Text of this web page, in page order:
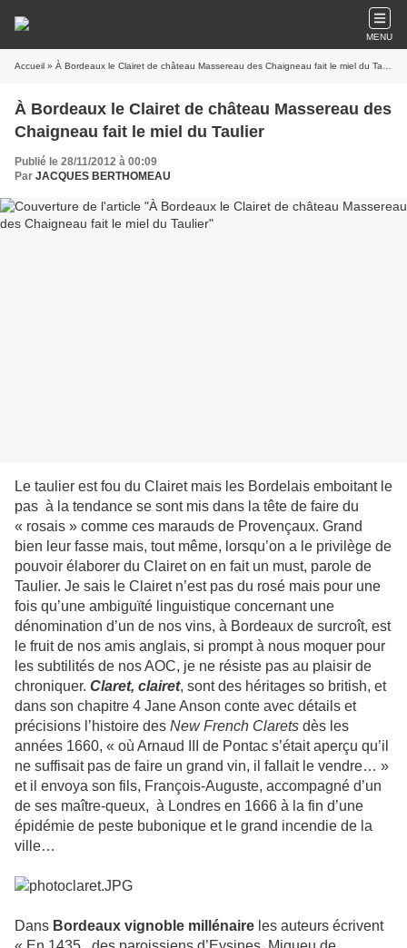
MENU
Accueil » À Bordeaux le Clairet de château Massereau des Chaigneau fait le miel du Taulier
À Bordeaux le Clairet de château Massereau des
Chaigneau fait le miel du Taulier
Publié le 28/11/2012 à 00:09
Par JACQUES BERTHOMEAU
Le taulier est fou du Clairet mais les Bordelais emboitant le
pas à la tendance se sont mis dans la tête de faire du
« rosais » comme ces marauds de Provençaux. Grand
bien leur fasse mais, tout même, lorsqu’on a le privilège de
pouvoir élaborer du Clairet on en fait un must, parole de
Taulier. Je sais le Clairet n’est pas du rosé mais pour une
fois qu’une ambiguïté linguistique concernant une
dénomination d’un de nos vins, à Bordeaux de surcroît, est
le fruit de nos amis anglais, si prompt à nous moquer pour
les subtilités de nos AOC, je ne résiste pas au plaisir de
chroniquer. Claret, clairet, sont des héritages so british, et
dans son chapitre 4 Jane Anson conte avec détails et
précisions l’histoire des New French Clarets dès les
années 1660, « où Arnaud III de Pontac s’était aperçu qu’il
ne suffisait pas de faire un grand vin, il fallait le vendre… »
et il envoya son fils, François-Auguste, accompagné d’un
de ses maître-queux, à Londres en 1666 à la fin d’une
épidémie de peste bubonique et le grand incendie de la
ville…
Dans Bordeaux vignoble millénaire les auteurs écrivent